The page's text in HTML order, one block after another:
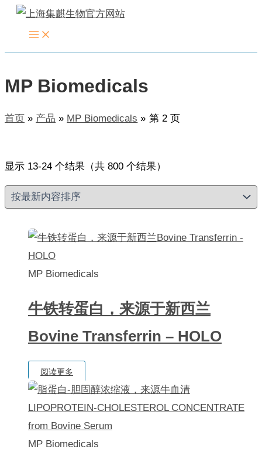
MP Biomedicals
首页 产品 MP Biomedicals 第 2 页
显示 13-24 个结果（共 800 个结果）
最
容
MP Biomedicals
牛铁转蛋白，来源于新西兰
Bovine Transferrin – HOLO
阅读更多
MP Biomedicals